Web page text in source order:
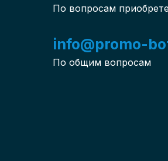
По вопросам
info@promo-
По общим вопросам